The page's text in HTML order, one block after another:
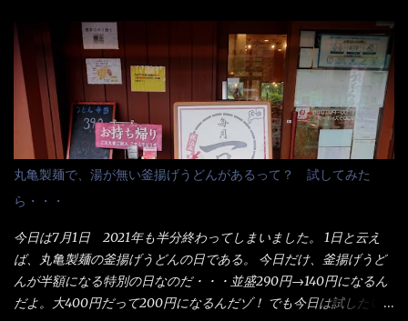
丸亀製麺で、湯が無い釜揚げうどんがあるって？ 試してみた
ら・・・
今日は7月1日 2021年も半分終わってしまいました。 1日と云え
ば、丸亀製麺の釜揚げうどんの日である。 今日だけ、釜揚げうど
んが半額になる特別の日なのだ・・・並盛290円→140円になるん
だよ。大400円だって200円になるんだゾ！ でも今日は試したい